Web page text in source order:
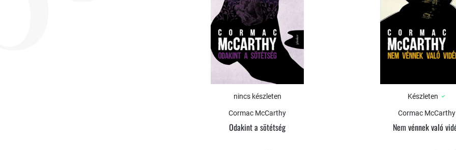
nincs készleten
Cormac McCarthy
Odakint a sötétség
Készleten
Cormac McCarthy
Nem vénnek való